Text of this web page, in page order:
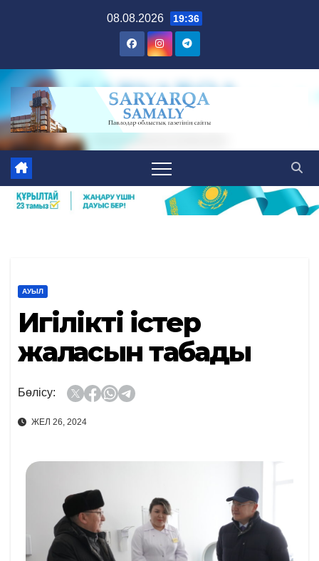
08.08.2026 19:36
АУЫЛ
Игілікті істер
жалғасын табады
Бөлісу:
ЖЕЛ 26, 2024